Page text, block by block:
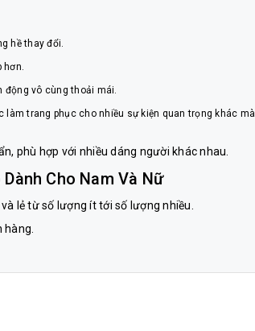
hề thay đổi.
hơn.
động vô cùng thoải mái.
trang phục cho nhiều sự kiện quan trọng khác mà
phù hợp với nhiều dáng người khác nhau.
Cho Nam Và Nữ
lẻ từ số lượng ít tới số lượng nhiều.